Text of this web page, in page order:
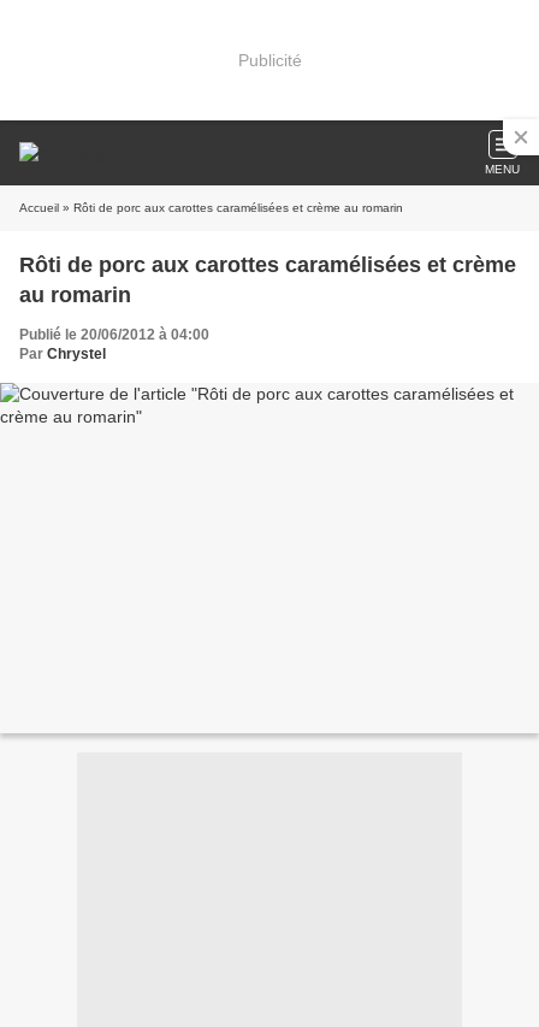
Publicité
MENU
Accueil » Rôti de porc aux carottes caramélisées et crème au romarin
Rôti de porc aux carottes caramélisées et crème
au romarin
Publié le 20/06/2012 à 04:00
Par Chrystel